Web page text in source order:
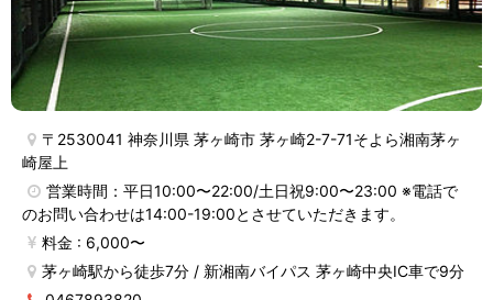
〒2530041 神奈川県 茅ヶ崎市 茅ヶ崎2-7-71そよら湘南茅ヶ
崎屋上
営業時間：平日10:00〜22:00/土日祝9:00〜23:00 ※電話で
のお問い合わせは14:00-19:00とさせていただきます。
料金 : 6,000〜
茅ヶ崎駅から徒歩7分 / 新湘南バイパス 茅ヶ崎中央IC車で9分